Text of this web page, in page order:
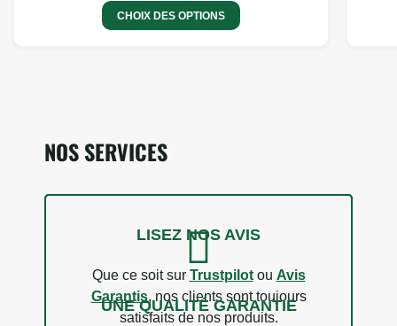
CHOIX DES OPTIONS
NOS SERVICES
UNE QUALITÉ GARANTIE
LISEZ NOS AVIS
Que ce soit sur Trustpilotou Avis
Garantis, nos clients sont toujours
satisfaits de nos produits.